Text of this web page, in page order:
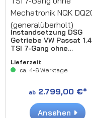
Instandsetzung DSG
Getriebe VW Passat 1.4
TSI 7-Gang ohne
(generalüberholt)
Lieferzeit
ca. 4-6 Werktage
ab2.799,00 €*
Ansehen